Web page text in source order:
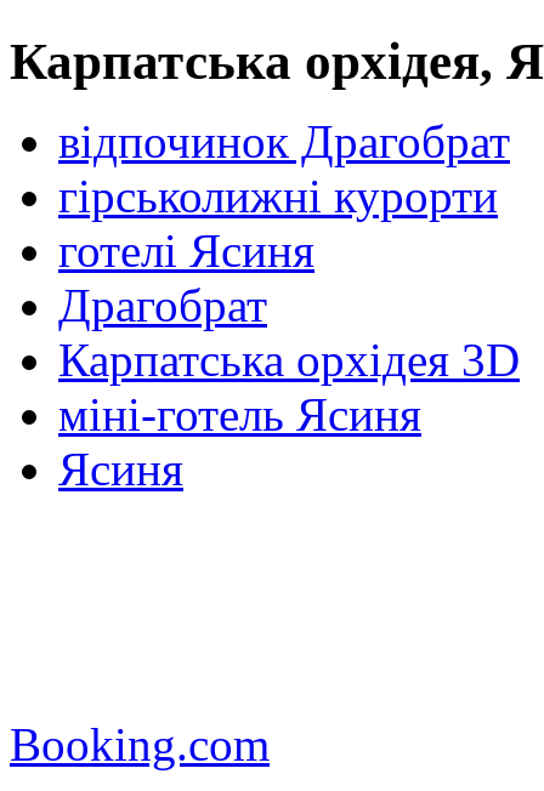
Карпатська орхідея,
відпочинок Драгобрат
гірськолижні курорти
готелі Ясиня
Драгобрат
Карпатська орхідея 3D
міні-готель Ясиня
Ясиня
Booking.com